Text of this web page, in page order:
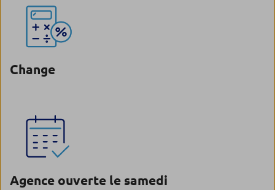
Change
Agence ouverte le samedi